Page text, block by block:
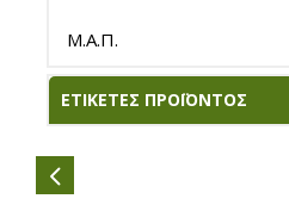
Μ.Α.Π.
ΕΤΙΚΈΤΕΣ ΠΡΟΪΌΝΤΟΣ